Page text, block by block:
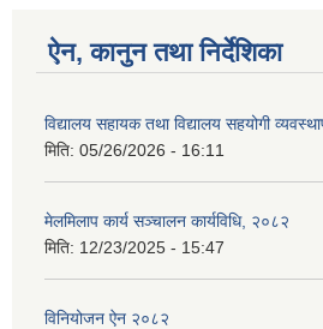
ऐन, कानुन तथा निर्देशिका
विद्यालय सहायक तथा विद्यालय सहयोगी
मिति: 05/26/2026 - 16:11
मेलमिलाप कार्य सञ्चालन कार्यविधि, २०८२
मिति: 12/23/2025 - 15:47
विनियोजन ऐन २०८२